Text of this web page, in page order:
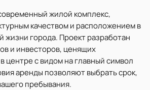
жилой комплекс,
качеством и расположением в
жизни города. Проект разработан
и инвесторов, ценящих
центре с видом на главный символ
аренды позволяют выбрать срок,
пребывания.